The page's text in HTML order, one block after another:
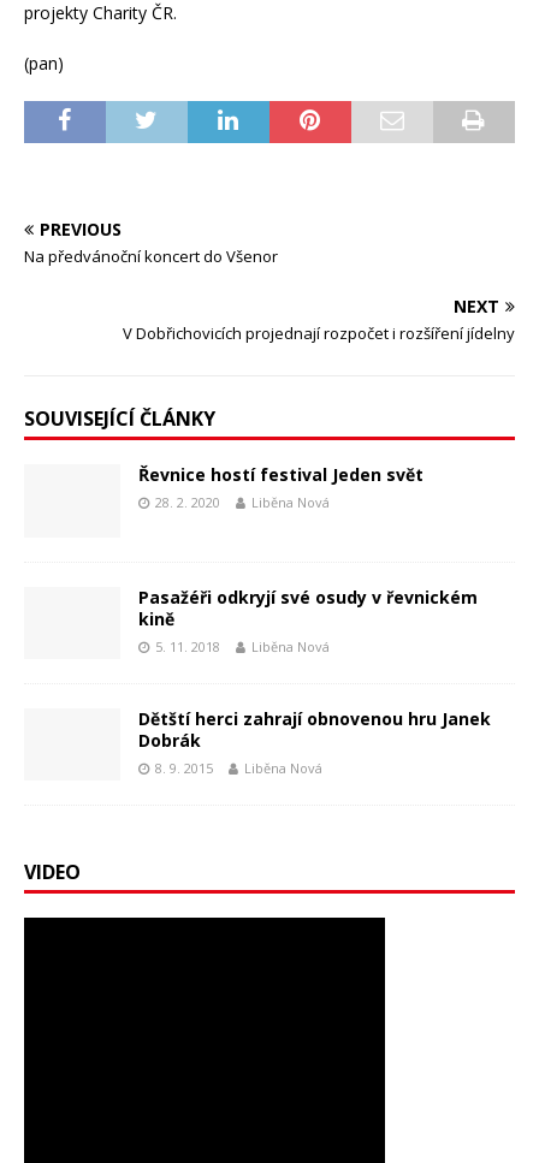
projekty Charity ČR.
(pan)
PREVIOUS
Na předvánoční koncert do Všenor
NEXT
V Dobřichovicích projednají rozpočet i rozšíření jídelny
SOUVISEJÍCÍ ČLÁNKY
Řevnice hostí festival Jeden svět
28. 2. 2020 Liběna Nová
Pasažéři odkryjí své osudy v řevnickém
kině
5. 11. 2018 Liběna Nová
Dětští herci zahrají obnovenou hru Janek
Dobrák
8. 9. 2015 Liběna Nová
VIDEO